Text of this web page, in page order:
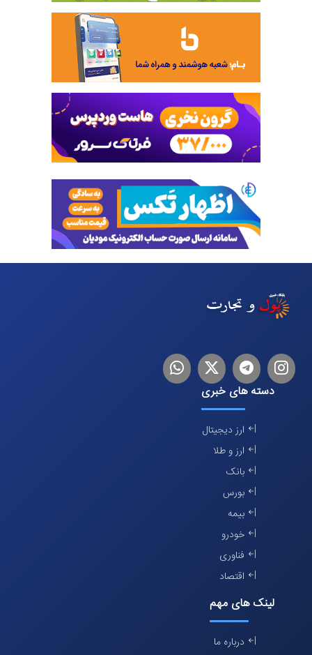
اینستاگرام
تلگرام توییترلینکدین
دسته های خبری
ارز دیجیتال
ارز و طلا
بانک
بورس
بیمه
خودرو
فناوری
اقتصاد
لینک های مهم
درباره ما